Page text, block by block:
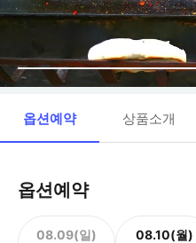
옵션예약 상품소개
옵션예약
08.09(일) 08.10(월)